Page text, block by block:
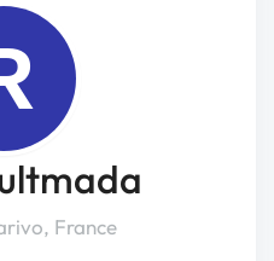
France